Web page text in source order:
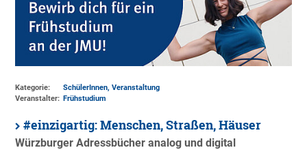
Kategorie:
SchülerInnen, Veranstaltung
Veranstalter: Frühstudium
#einzigartig: Menschen, Straßen, Häuser
Würzburger Adressbücher analog und digital